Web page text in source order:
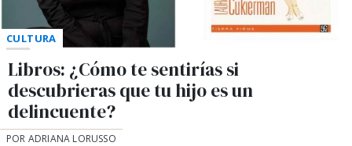
CULTURA
Libros: ¿Cómo te sentirías si
descubrieras que tu hijo es un
delincuente?
POR ADRIANA LORUSSO